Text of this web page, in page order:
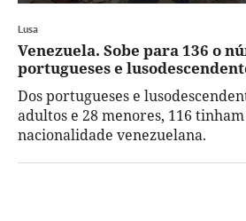
Lusa
Venezuela. Sobe para 136 o
portugueses e
Dos portugueses e
adultos e 28 menores, 116
nacionalidade venezuelana.